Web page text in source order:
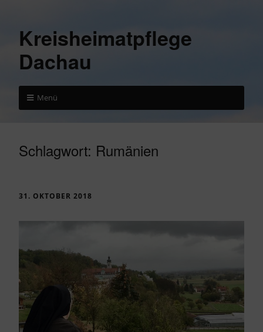
Kreisheimatpflege
Dachau
Menü
Schlagwort: Rumänien
31. OKTOBER 2018